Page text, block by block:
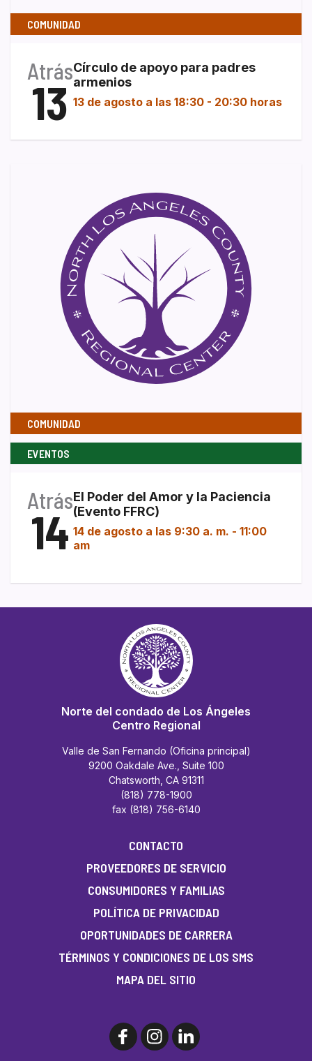
COMUNIDAD
Atrás
13
Círculo de apoyo para padres
armenios
13 de agosto a las 18:30 - 20:30 horas
COMUNIDAD
EVENTOS
Atrás
14
El Poder del Amor y la Paciencia
(Evento FFRC)
14 de agosto a las 9:30 a. m. - 11:00
am
Norte del condado de Los Ángeles
Centro Regional
Valle de San Fernando (Oficina principal)
9200 Oakdale Ave., Suite 100
Chatsworth, CA 91311
(818) 778-1900
fax (818) 756-6140
CONTACTO
PROVEEDORES DE SERVICIO
CONSUMIDORES Y FAMILIAS
POLÍTICA DE PRIVACIDAD
OPORTUNIDADES DE CARRERA
TÉRMINOS Y CONDICIONES DE LOS SMS
MAPA DEL SITIO